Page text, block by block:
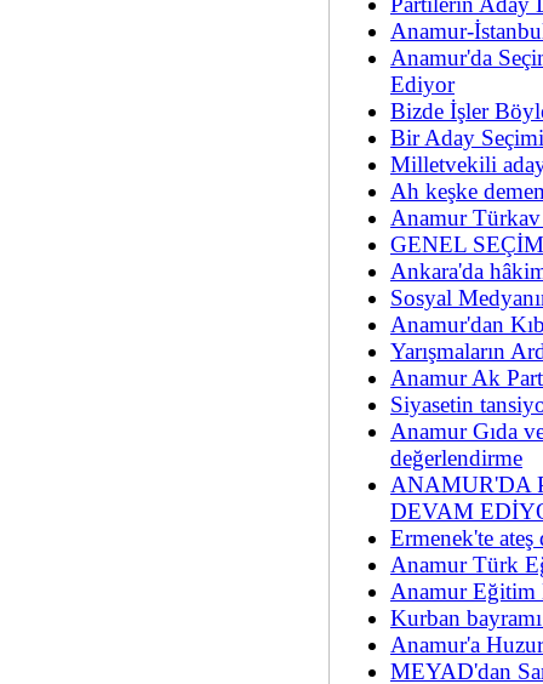
Anamur-
Anamur'da
Ediyor
Bizde İşler
Bir Aday
Milletvekili
Ah keşke
Anamur
GENEL
Ankara'da
Sosyal
Anamur'dan
Yarışmaların
Anamur Ak
Siyasetin
Anamur Gıda
değerlendirme
ANAMUR'DA
DEVAM
Ermenek'te
Anamur Türk
Anamur Eğitim
Kurban
Anamur'a
MEYAD'dan